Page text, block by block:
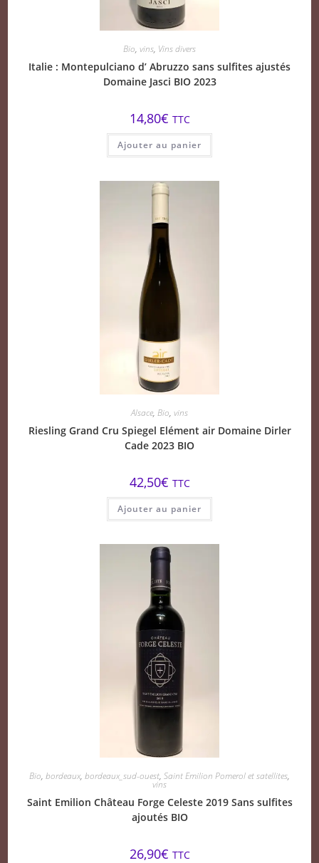
Bio, vins, Vins divers
Italie : Montepulciano d’ Abruzzo sans sulfites ajustés
Domaine Jasci BIO 2023
14,80€ TTC
Ajouter au panier
Alsace, Bio, vins
Riesling Grand Cru Spiegel Elément air Domaine Dirler
Cade 2023 BIO
42,50€ TTC
Ajouter au panier
Bio, bordeaux, bordeaux_sud-ouest, Saint Emilion Pomerol et satellites,
vins
Saint Emilion Château Forge Celeste 2019 Sans sulfites
ajoutés BIO
26,90€ TTC